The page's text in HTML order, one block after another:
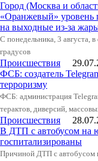
Город (Москва и
«Оранжевый» уровень
на выходные из-за
С понедельника, 3 августа,
градусов
Происшествия
ФСБ: создатель
терроризму
ФСБ: администрация
терактов, диверсий,
Происшествия
В ДТП с автобусом на
госпитализированы
Причиной ДТП с автобусом